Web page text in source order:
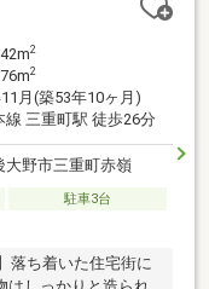
2
2
月(築53年10ヶ月)
線 三重町駅 徒歩26分
大野市三重町赤嶺
駐車3台
落ち着いた住宅街に